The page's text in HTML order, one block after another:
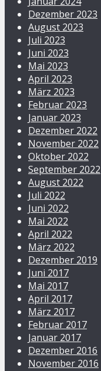
Dezember 2023
August 2023
Juli 2023
Juni 2023
Mai 2023
April 2023
März 2023
Februar 2023
Januar 2023
Dezember 2022
November 2022
Oktober 2022
September 2022
August 2022
Juli 2022
Juni 2022
Mai 2022
April 2022
März 2022
Dezember 2019
Juni 2017
Mai 2017
April 2017
März 2017
Februar 2017
Januar 2017
Dezember 2016
November 2016